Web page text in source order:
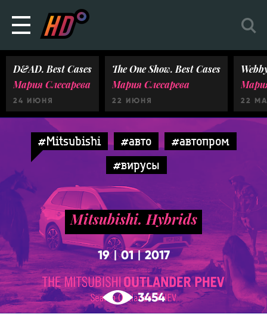
D&AD. Best Cases
Мария Слесарева
24 ИЮНЯ
The One Show. Best Cases
Мария Слесарева
22 ИЮНЯ 22
#Mitsubishi #авто
#автопром
#вирусы
Mitsubishi. Hybrids
19|01|2017
3454